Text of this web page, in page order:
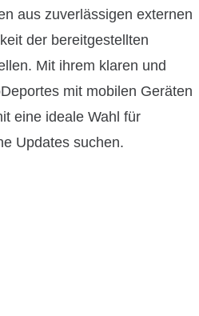
aus zuverlässigen externen
der bereitgestellten
Mit ihrem klaren und
mit mobilen Geräten
eine ideale Wahl für
Updates suchen.